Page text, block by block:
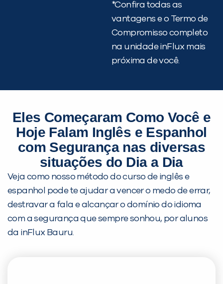
*Confira todas as
vantagens e o Termo de
Compromisso completo
na unidade inFlux mais
próxima de você.
Eles Começaram Como Você e
Hoje Falam Inglês e Espanhol
com Segurança nas diversas
situações do Dia a Dia
Veja como nosso método do curso de inglês e
espanhol pode te ajudar a vencer o medo de errar,
destravar a fala e alcançar o domínio do idioma
com a segurança que sempre sonhou, por alunos
da inFlux Bauru.